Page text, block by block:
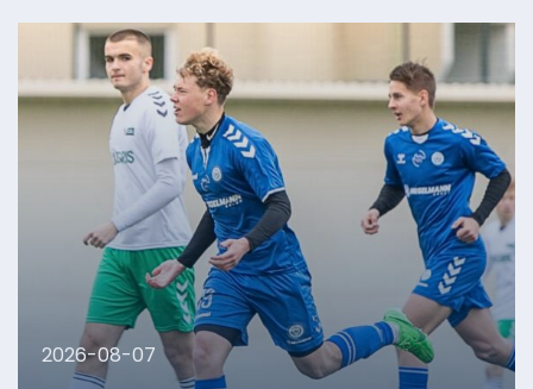
2026-08-07